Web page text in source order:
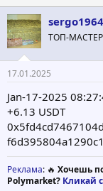
р
т
е
м
ы
н
а
ч
а
sergo1964
ТОП-МАСТЕР
17.01.2025
Jan-17-2025
+6.13 USDT
f6d395804a1290c1
Реклама: 🔥 Хочешь
Polymarket? Кликай